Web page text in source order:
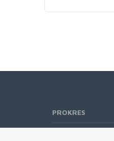
PROKRES